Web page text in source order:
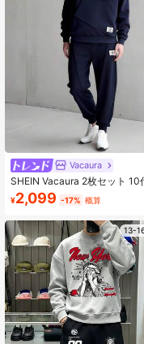
Vacaura
SHEIN Vacaura 2枚セット 10
フード付き アシンメトリー パ
ーク デザイン ネイビー ポケ
ポーツパンツ、春秋
¥2,099 -17% 概算
13-